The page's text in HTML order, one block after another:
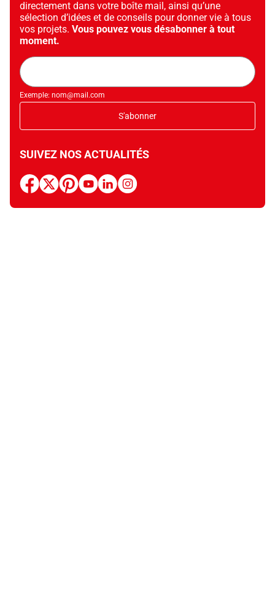
directement dans votre boîte mail, ainsi qu’une
sélection d’idées et de conseils pour donner vie à tous
vos projets. Vous pouvez vous désabonner à tout
moment.
Adresse
mail
Exemple: nom@mail.com
S'abonner
SUIVEZ NOS ACTUALITÉS
facebook
x pinterestyoutubelinkedininstagram